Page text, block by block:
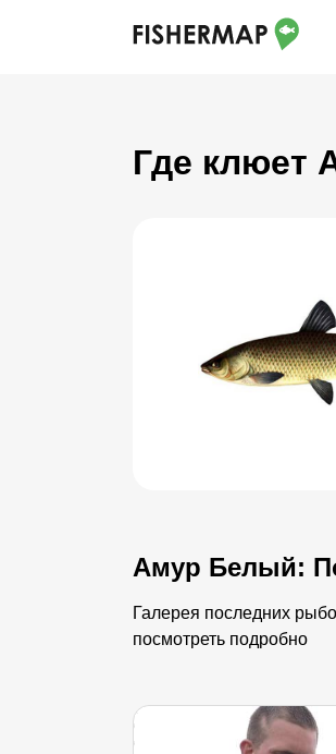
Где клюет
Амур Белый:
Галерея последних
посмотреть подробно